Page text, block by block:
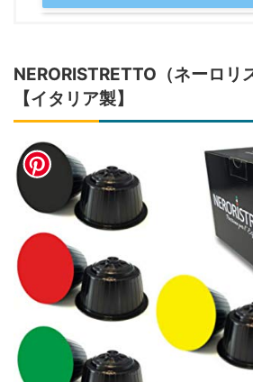
NERORISTRETTO（ネーロリ
【イタリア製】